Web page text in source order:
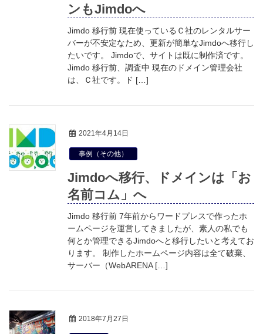
ンもJimdoへ
Jimdo 移行前 現在使っているＣ社のレンタルサー
バーが不安定なため、更新が簡単なJimdoへ移行し
たいです。 Jimdoで、サイトは既に制作済です。
Jimdo 移行前、調査中 現在のドメイン管理会社
は、Ｃ社です。ド […]
2021年4月14日
事例（その他）
Jimdoへ移行、ドメインは「お
名前コム」へ
Jimdo 移行前 7年前からワードプレスで作ったホ
ームページを運営してきましたが、素人の私でも
何とか管理できるJimdoへと移行したいと考えてお
ります。 制作したホームページ内容は全て破棄、
サーバー（WebARENA […]
2018年7月27日